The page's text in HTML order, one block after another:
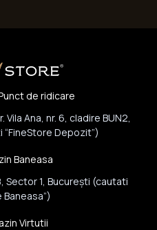
de ridicare
Ana, nr. 6, cladire BUN2,
Depozit”)
Baneasa
Sector 1, Bucureşti (cautati
Baneasa”)
Virtutii